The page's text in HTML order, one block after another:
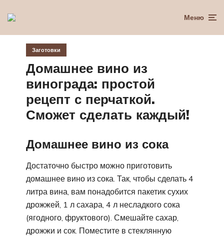
Меню
Заготовки
Домашнее вино из
винограда: простой
рецепт с перчаткой.
Сможет сделать каждый!
Домашнее вино из сока
Достаточно быстро можно приготовить
домашнее вино из сока. Так, чтобы сделать 4
литра вина, вам понадобится пакетик сухих
дрожжей, 1 л сахара, 4 л несладкого сока
(ягодного, фруктового). Смешайте сахар,
дрожжи и сок. Поместите в стеклянную